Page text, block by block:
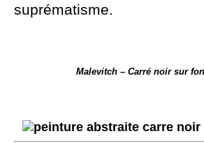
suprématisme.
Malevitch – Carré noir sur